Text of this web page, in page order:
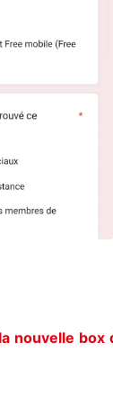
nouvelle box